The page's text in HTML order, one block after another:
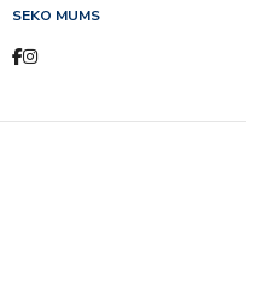
SEKO MUMS